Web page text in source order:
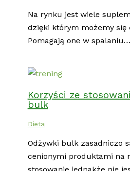
Na rynku jest wiele
dzięki którym możemy się
Pomagają one w spalaniu…
Korzyści ze
bulk
Dieta
Odżywki bulk zasadniczo
cenionymi produktami na